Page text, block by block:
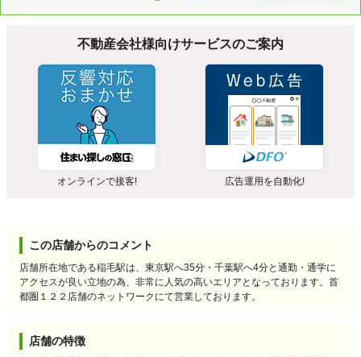
不動産会社様向けサービスのご案内
オンラインで接客! 広告運用を自動化!
この店舗からのコメント
店舗所在地である稲毛駅は、東京駅へ35分・千葉駅へ4分と通勤・通学に
アクセスが良い立地の為、非常に人気の高いエリアとなっております。首
都圏１２２店舗のネットワークにて営業しております。
店舗の特徴